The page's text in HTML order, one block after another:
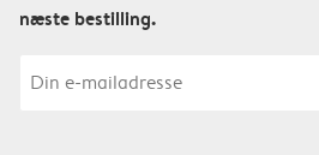
næste bestilling.